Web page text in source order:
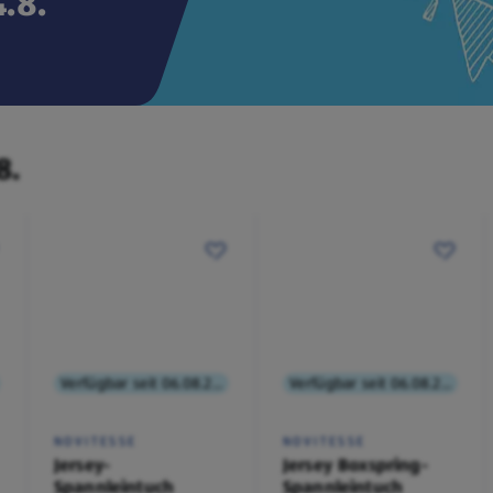
NOVITESSE
Jersey-
Spannleintuch
NOVITESSE
Jersey Boxspring-
Spannleintuch